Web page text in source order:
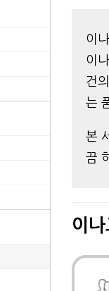
이
이
건
는
본
끔
이